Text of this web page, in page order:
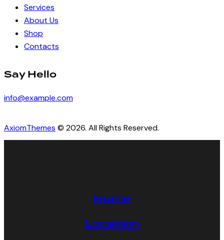
Services
About Us
Shop
Contacts
Say Hello
info@example.com
AxiomThemes © 2026. All Rights Reserved.
Home
Location